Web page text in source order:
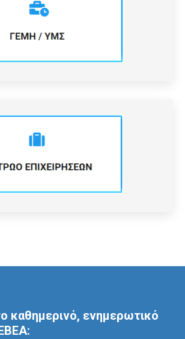
καθημερινό, ενημερωτικό